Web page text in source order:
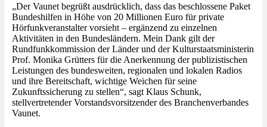
„Der Vaunet begrüßt ausdrücklich, dass das beschlossene Paket
Bundeshilfen in Höhe von 20 Millionen Euro für private
Hörfunkveranstalter vorsieht – ergänzend zu einzelnen
Aktivitäten in den Bundesländern. Mein Dank gilt der
Rundfunkkommission der Länder und der Kulturstaatsministerin
Prof. Monika Grütters für die Anerkennung der publizistischen
Leistungen des bundesweiten, regionalen und lokalen Radios
und ihre Bereitschaft, wichtige Weichen für seine
Zukunftssicherung zu stellen“, sagt Klaus Schunk,
stellvertretender Vorstandsvorsitzender des Branchenverbandes
Vaunet.